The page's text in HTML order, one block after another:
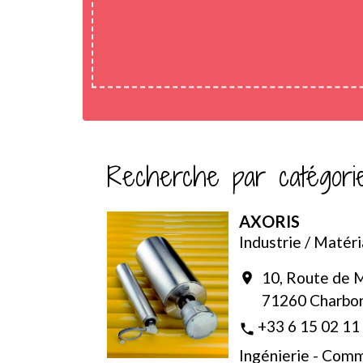
Recherche par
AXORIS
Industrie /
location_on
10, Route de
71260
phone +33 6 15 02
Ingénierie -